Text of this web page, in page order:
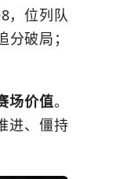
，位列队
破局；
场价值。
进、僵持